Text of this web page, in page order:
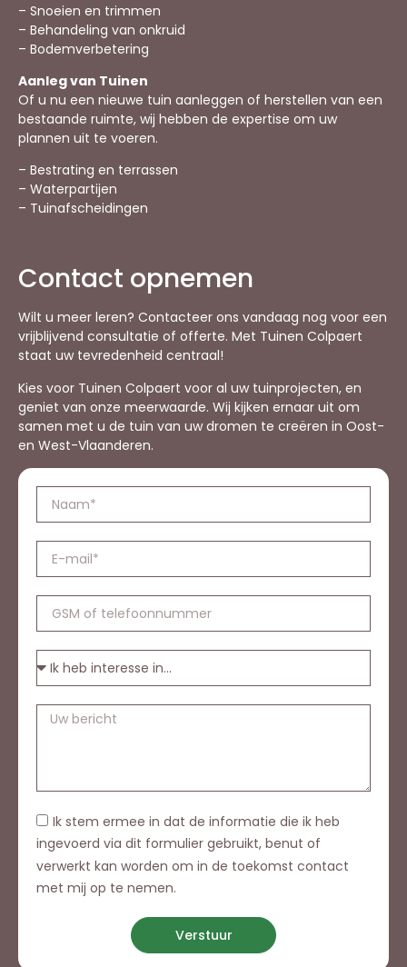
– Snoeien en trimmen
– Behandeling van onkruid
– Bodemverbetering
Aanleg van Tuinen
Of u nu een nieuwe tuin aanleggen of herstellen van een
bestaande ruimte, wij hebben de expertise om uw
plannen uit te voeren.
– Bestrating en terrassen
– Waterpartijen
– Tuinafscheidingen
Contact opnemen
Wilt u meer leren? Contacteer ons vandaag nog voor een
vrijblijvend consultatie of offerte. Met Tuinen Colpaert
staat uw tevredenheid centraal!
Kies voor Tuinen Colpaert voor al uw tuinprojecten, en
geniet van onze meerwaarde. Wij kijken ernaar uit om
samen met u de tuin van uw dromen te creëren in Oost-
en West-Vlaanderen.
Ik stem ermee in dat de informatie die ik heb
ingevoerd via dit formulier gebruikt, benut of
verwerkt kan worden om in de toekomst contact
met mij op te nemen.
Verstuur